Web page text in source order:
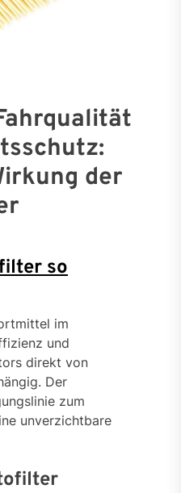
der
so
im
und
direkt von
Der
zum
unverzichtbare